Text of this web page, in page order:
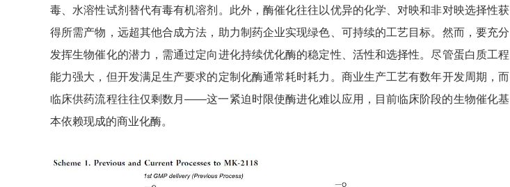
毒、水溶性试剂替代有毒有机溶剂。此外，酶催化往往以优异的化学、对映和非对映选择性获
得所需产物，远超其他合成方法，助力制药企业实现绿色、可持续的工艺目标。然而，要充分
发挥生物催化的潜力，需通过定向进化持续优化酶的稳定性、活性和选择性。尽管蛋白质工程
能力强大，但开发满足生产要求的定制化酶通常耗时耗力。商业生产工艺有数年开发周期，而
临床供药流程往往仅剩数月——这一紧迫时限使酶进化难以应用，目前临床阶段的生物催化基
本依赖现成的商业化酶。